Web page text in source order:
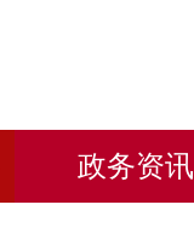
政务资讯